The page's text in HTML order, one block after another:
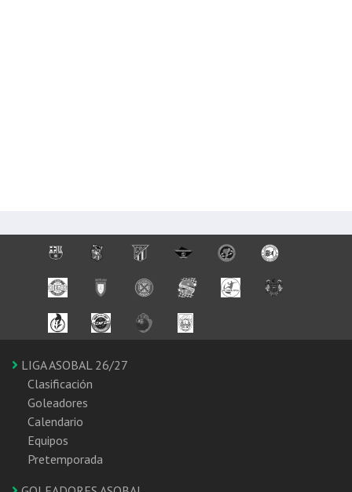
LIGA ASOBAL 26/27
Clasificación
Goleadores
Calendario
Equipos
Pretemporada